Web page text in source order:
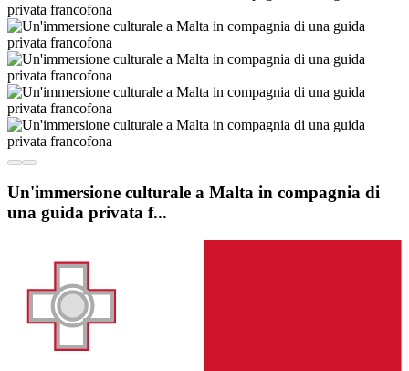
Un'immersione culturale a Malta in compagnia di
una guida privata f...